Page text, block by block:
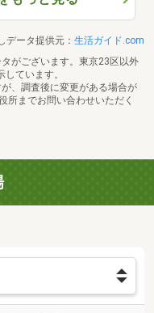
データ提供元： 生活ガイド.com
がございます。東京23区以外
ています。
、調査後に変更がある場合が
所までお問い合わせいただく